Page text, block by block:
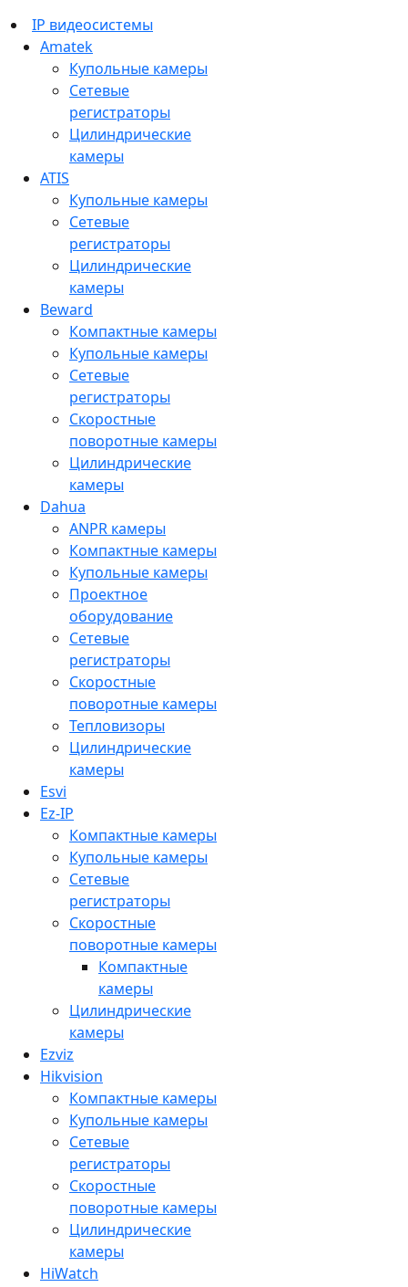
IP видеосистемы
Amatek
Купольные камеры
Сетевые
регистраторы
Цилиндрические
камеры
ATIS
Купольные камеры
Сетевые
регистраторы
Цилиндрические
камеры
Beward
Компактные камеры
Купольные камеры
Сетевые
регистраторы
Скоростные
поворотные камеры
Цилиндрические
камеры
Dahua
ANPR камеры
Компактные камеры
Купольные камеры
Проектное
оборудование
Сетевые
регистраторы
Скоростные
поворотные камеры
Тепловизоры
Цилиндрические
камеры
Esvi
Ez-IP
Компактные камеры
Купольные камеры
Сетевые
регистраторы
Скоростные
поворотные камеры
Компактные
камеры
Цилиндрические
камеры
Ezviz
Hikvision
Компактные камеры
Купольные камеры
Сетевые
регистраторы
Скоростные
поворотные камеры
Цилиндрические
камеры
HiWatch